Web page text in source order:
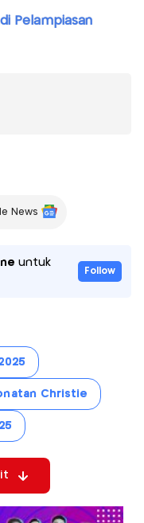
Pelampiasan
News
untuk
Follow
Christie